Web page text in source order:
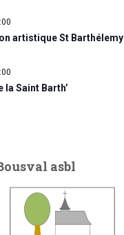
artistique St Barthélemy
la Saint Barth’
asbl